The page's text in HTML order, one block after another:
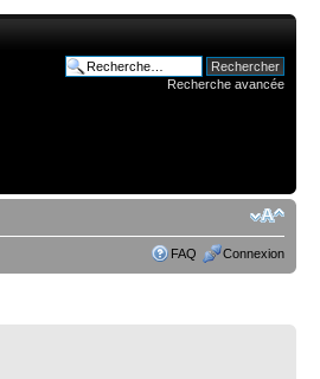
Recherche avancée
FAQ Connexion